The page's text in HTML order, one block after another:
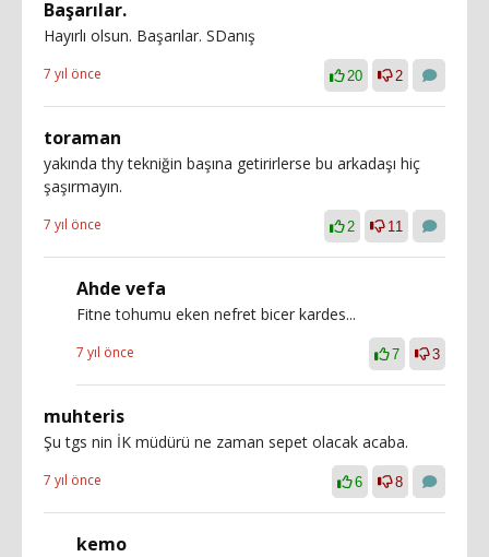
Başarılar.
Hayırlı olsun. Başarılar. SDanış
7 yıl önce 20 2
toraman
yakında thy tekniğin başına getirirlerse bu arkadaşı hiç
şaşırmayın.
7 yıl önce 2 11
Ahde vefa
Fitne tohumu eken nefret bicer kardes...
7 yıl önce 7 3
muhteris
Şu tgs nin İK müdürü ne zaman sepet olacak acaba.
7 yıl önce 6 8
kemo